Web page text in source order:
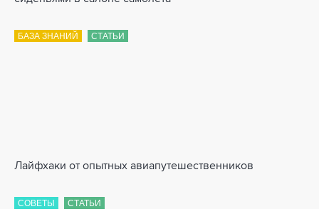
БАЗА ЗНАНИЙ СТАТЬИ
Лайфхаки от опытных авиапутешественников
СОВЕТЫ СТАТЬИ